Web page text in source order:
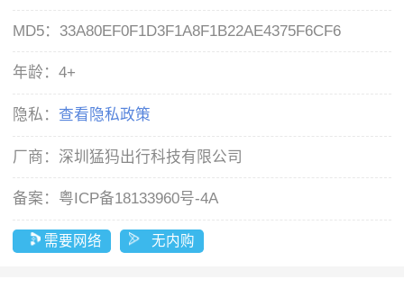
MD5： 33A80EF0F1D3F1A8F1B22AE4375F6CF6
年龄：4+
隐私： 查看隐私政策
厂商： 深圳猛犸出行科技有限公司
备案： 粤ICP备18133960号-4A
需要网络 无内购